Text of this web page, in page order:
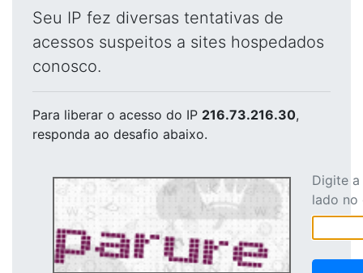
Seu IP fez diversas tentativas de
acessos suspeitos a sites hospedados
conosco.
Para liberar o acesso do IP 216.73.216.30,
responda ao desafio abaixo.
Digite
lado no